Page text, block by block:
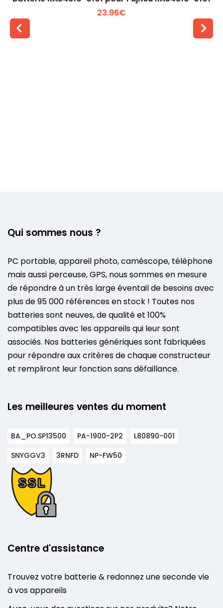
23.96€
Qui sommes nous ?
PC portable, appareil photo, caméscope, téléphone
mais aussi perceuse, GPS, nous sommes en mesure
de répondre à un très large éventail de besoins avec
plus de 95 000 références en stock ! Toutes nos
batteries sont neuves, de qualité et 100%
compatibles avec les appareils qui leur sont
associés. Nos batteries génériques sont fabriquées
pour répondre aux critères de chaque constructeur
et rempliront leur fonction sans défaillance.
Les meilleures ventes du moment
BA_PO.SP13500 PA-1900-2P2
L80890-001
SNYGGV3
3RNFD NP-FW50
Centre d'assistance
Trouvez votre batterie & redonnez une seconde vie
à vos appareils